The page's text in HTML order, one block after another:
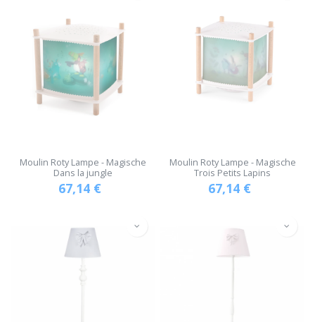
Moulin Roty Lampe - Magische
Dans la jungle
67,14 €
Moulin Roty Lampe - Magische
Trois Petits Lapins
67,14 €